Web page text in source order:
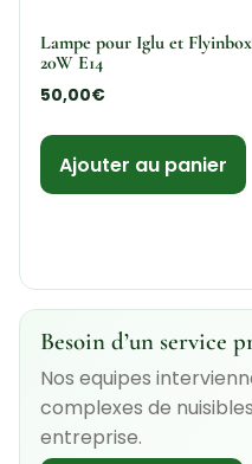
Lampe pour Iglu et Flyinbox
20W E14
50,00€
Ajouter au panier
Besoin d’un service
Nos equipes
complexes de
entreprise.